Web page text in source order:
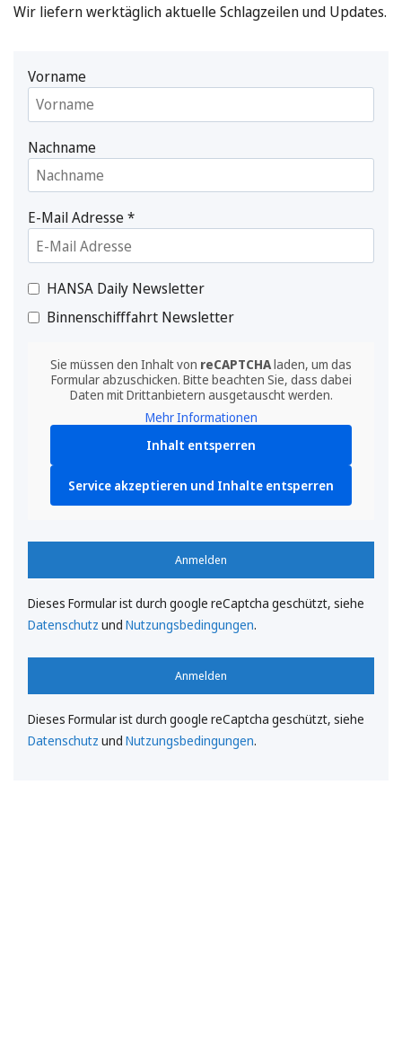
Wir liefern werktäglich aktuelle Schlagzeilen und Updates.
Vorname
Nachname
E-Mail Adresse*
HANSA Daily Newsletter
Binnenschifffahrt Newsletter
Sie müssen den Inhalt von reCAPTCHAladen, um das
Formular abzuschicken. Bitte beachten Sie, dass dabei
Daten mit Drittanbietern ausgetauscht werden.
Mehr Informationen
Inhalt entsperren
Service akzeptieren und Inhalte entsperren
Anmelden
Dieses Formular ist durch google reCaptcha geschützt, siehe
Datenschutz und Nutzungsbedingungen.
Anmelden
Dieses Formular ist durch google reCaptcha geschützt, siehe
Datenschutz und Nutzungsbedingungen.